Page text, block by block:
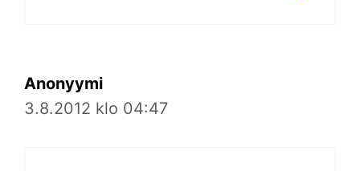
Anonyymi
3.8.2012 klo 04:47